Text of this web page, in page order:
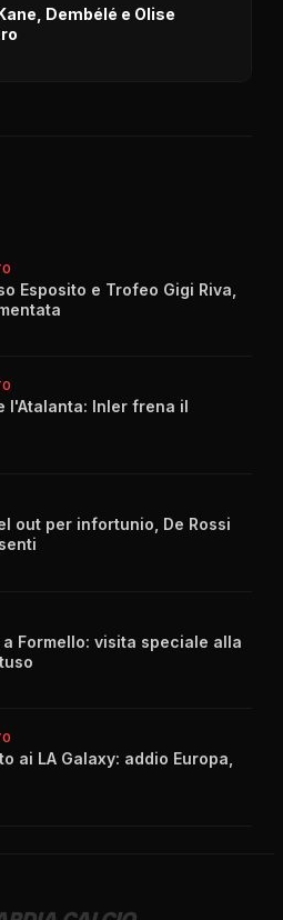
Dembélé e Olise
Esposito e Trofeo Gigi Riva,
l'Atalanta: Inler frena il
out per infortunio, De Rossi
Formello: visita speciale alla
ai LA Galaxy: addio Europa,